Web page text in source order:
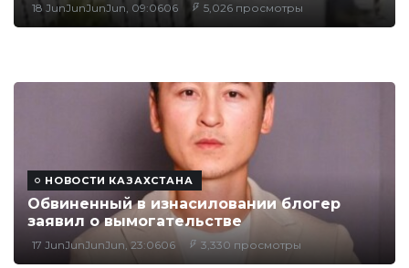
18 JunJunJunJun, 09:0606 5,026 просмотры
НОВОСТИ КАЗАХСТАНА
Обвиненный в изнасиловании блогер
заявил о вымогательстве
17 JunJunJunJun, 23:0606 3,330 просмотры